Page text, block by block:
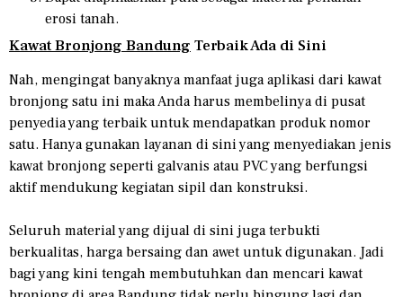
erosi tanah.
Kawat Bronjong Bandung Terbaik Ada di Sini
Nah, mengingat banyaknya manfaat juga aplikasi dari kawat
bronjong satu ini maka Anda harus membelinya di pusat
penyedia yang terbaik untuk mendapatkan produk nomor
satu. Hanya gunakan layanan di sini yang menyediakan jenis
kawat bronjong seperti galvanis atau PVC yang berfungsi
aktif mendukung kegiatan sipil dan konstruksi.
Seluruh material yang dijual di sini juga terbukti
berkualitas, harga bersaing dan awet untuk digunakan. Jadi
bagi yang kini tengah membutuhkan dan mencari kawat